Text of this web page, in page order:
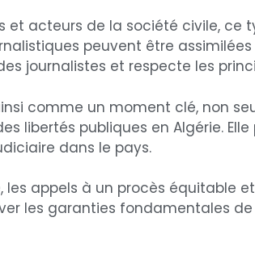
et acteurs de la société civile,
peuvent être
journalistes et respecte les
comme un moment clé, non
libertés publiques en Algérie.
dans le pays.
appels à un procès équitable
les garanties fondamentales